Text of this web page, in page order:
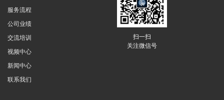
服务流程
公司业绩
交流培训
视频中心
新闻中心
联系我们
扫一扫
关注微信号